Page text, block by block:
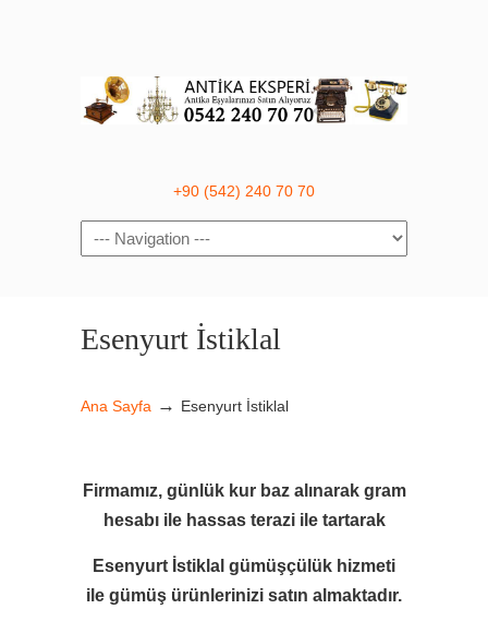
+90 (542) 240 70 70
Navigation
Esenyurt İstiklal
Ana Sayfa → Esenyurt İstiklal
Firmamız, günlük kur baz alınarak gram
hesabı ile hassas terazi ile tartarak
Esenyurt İstiklal gümüşçülük hizmeti
ile gümüş ürünlerinizi satın almaktadır.